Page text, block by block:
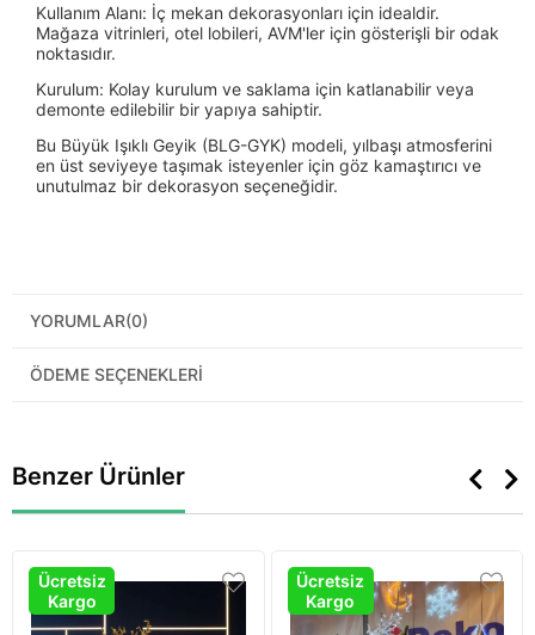
Kullanım Alanı: İç mekan dekorasyonları için idealdir.
Mağaza vitrinleri, otel lobileri, AVM'ler için gösterişli bir odak
noktasıdır.
Kurulum: Kolay kurulum ve saklama için katlanabilir veya
demonte edilebilir bir yapıya sahiptir.
Bu Büyük Işıklı Geyik (BLG-GYK) modeli, yılbaşı atmosferini
en üst seviyeye taşımak isteyenler için göz kamaştırıcı ve
unutulmaz bir dekorasyon seçeneğidir.
YORUMLAR(0)
ÖDEME SEÇENEKLERI
Benzer Ürünler
Ücretsiz
Kargo
Ücretsiz
Kargo